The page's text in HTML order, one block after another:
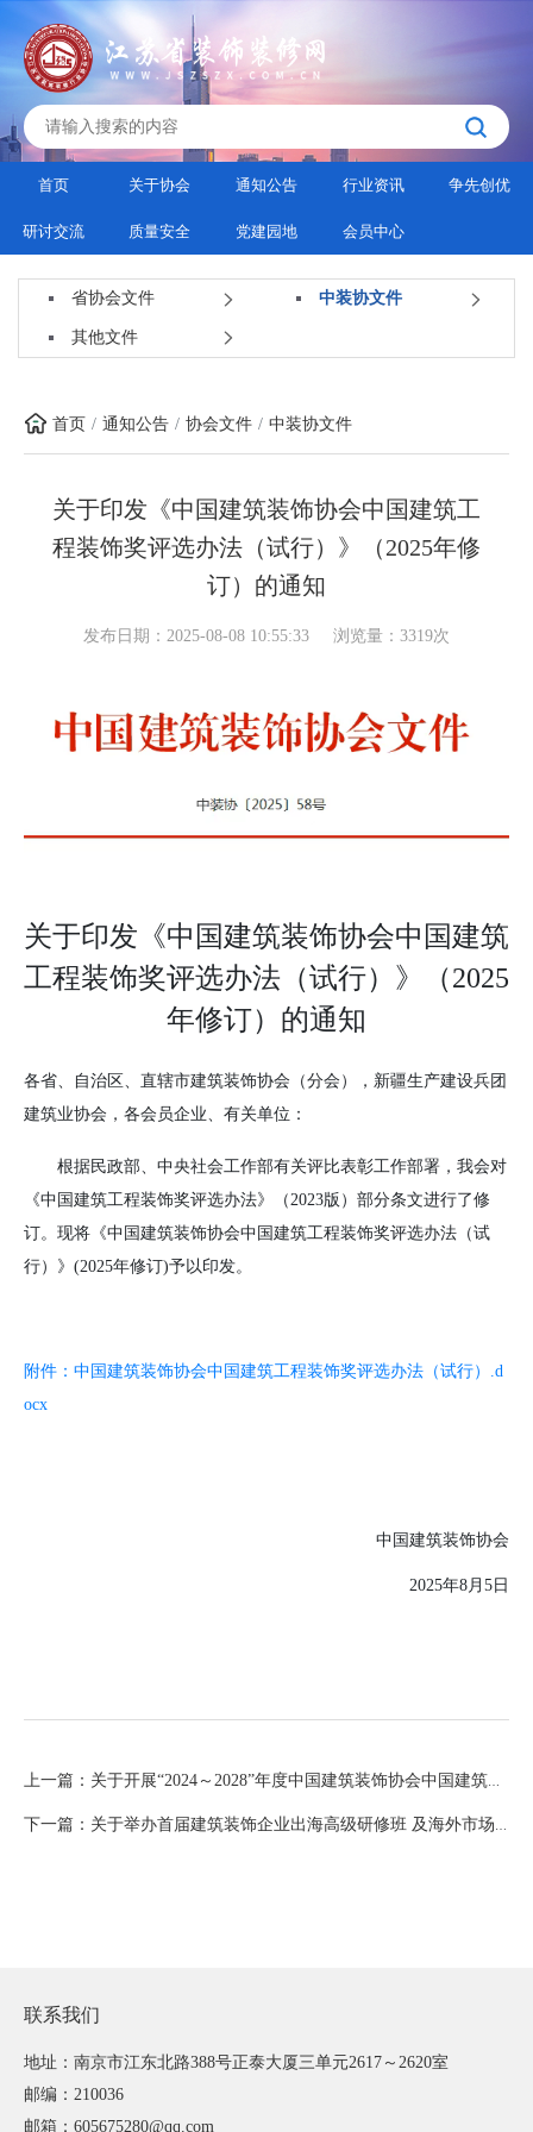
首页 关于协会 通知公告 行业资讯 争先创优
研讨交流 质量安全 党建园地 会员中心
省协会文件 中装协文件
其他文件
首页 通知公告 协会文件 中装协文件
关于印发《中国建筑装饰协会中国建筑工
程装饰奖评选办法（试行）》（2025年修
订）的通知
发布日期：2025-08-08 10:55:33 浏览量：3319次
关于印发《中国建筑装饰协会中国建筑
工程装饰奖评选办法（试行）》（2025
年修订）的通知
各省、自治区、直辖市建筑装饰协会（分会），新疆生产建设兵团
建筑业协会，各会员企业、有关单位：
根据民政部、中央社会工作部有关评比表彰工作部署，我会对
《中国建筑工程装饰奖评选办法》（2023版）部分条文进行了修
订。现将《中国建筑装饰协会中国建筑工程装饰奖评选办法（试
行）》(2025年修订)予以印发。
附件：中国建筑装饰协会中国建筑工程装饰奖评选办法（试行）.d
ocx
中国建筑装饰协会
2025年8月5日
联系我们
地址：南京市江东北路388号正泰大厦三单元2617～2620室
邮编：210036
邮箱：605675280@qq.com